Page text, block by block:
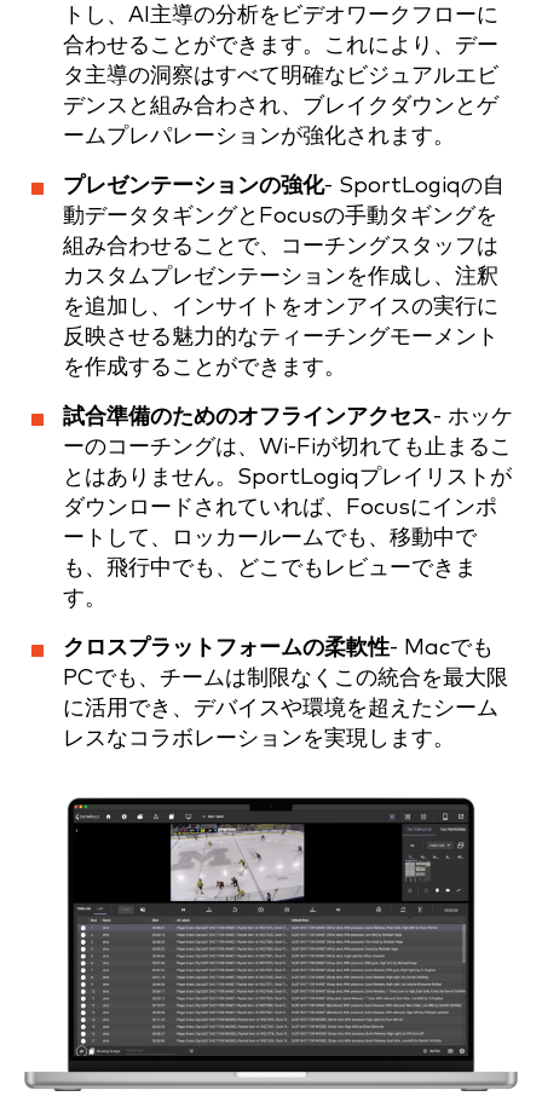
トし、AI主導の分析をビデオワークフローに
合わせることができます。これにより、デー
タ主導の洞察はすべて明確なビジュアルエビ
デンスと組み合わされ、ブレイクダウンとゲ
ームプレパレーションが強化されます。
プレゼンテーションの強化- SportLogiqの自
動データタギングとFocusの手動タギングを
組み合わせることで、コーチングスタッフは
カスタムプレゼンテーションを作成し、注釈
を追加し、インサイトをオンアイスの実行に
反映させる魅力的なティーチングモーメント
を作成することができます。
試合準備のためのオフラインアクセス- ホッケ
ーのコーチングは、Wi-Fiが切れても止まるこ
とはありません。SportLogiqプレイリストが
ダウンロードされていれば、Focusにインポ
ートして、ロッカールームでも、移動中で
も、飛行中でも、どこでもレビューできま
す。
クロスプラットフォームの柔軟性- Macでも
PCでも、チームは制限なくこの統合を最大限
に活用でき、デバイスや環境を超えたシーム
レスなコラボレーションを実現します。